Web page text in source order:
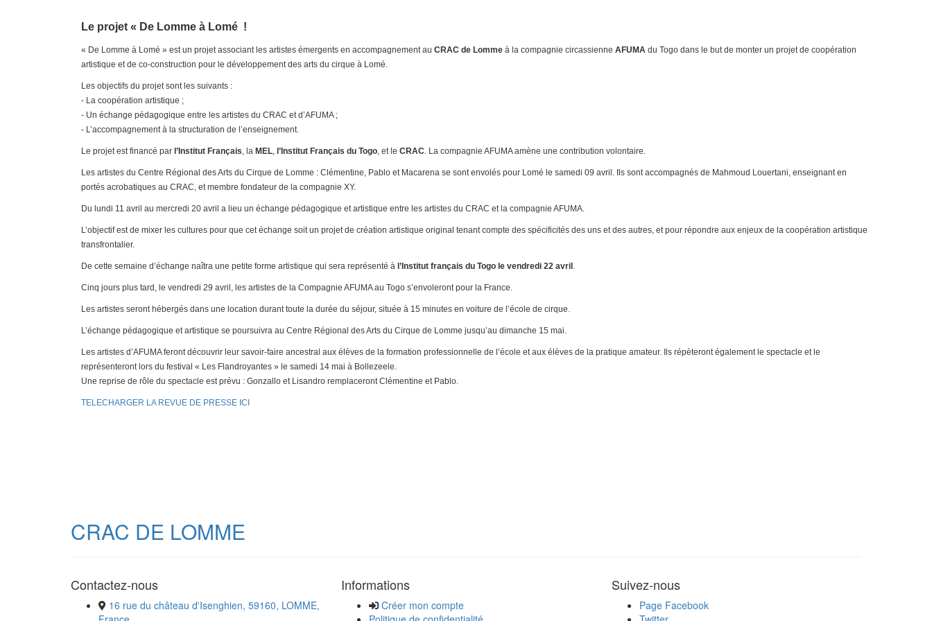
Le projet « De Lomme à Lomé !
« De Lomme à Lomé » est un projet associant les artistes émergents en accompagnement au CRAC de Lomme à la compagnie circassienne AFUMA du Togo dans le but de monter un projet de coopération
artistique et de co-construction pour le développement des arts du cirque à Lomé.
Les objectifs du projet sont les suivants :
- La coopération artistique ;
- Un échange pédagogique entre les artistes du CRAC et d’AFUMA ;
- L’accompagnement à la structuration de l’enseignement.
Le projet est financé par l’Institut Français , la MEL l’Institut Français du Togo , et le CRAC . La compagnie AFUMA amène une contribution volontaire.
Les artistes du Centre Régional des Arts du Cirque de Lomme : Clémentine, Pablo et Macarena se sont envolés pour Lomé le samedi 09 avril. Ils sont accompagnés de Mahmoud Louertani, enseignant en
portés acrobatiques au CRAC, et membre fondateur de la compagnie XY.
Du lundi 11 avril au mercredi 20 avril a lieu un échange pédagogique et artistique entre les artistes du CRAC et la compagnie AFUMA.
L’objectif est de mixer les cultures pour que cet échange soit un projet de création artistique original tenant compte des spécificités des uns et des autres, et pour répondre aux enjeux de la coopération artistique
transfrontalier.
De cette semaine d’échange naîtra une petite forme artistique qui sera représenté à l’Institut français du Togo le vendredi 22 avril
Cinq jours plus tard, le vendredi 29 avril, les artistes de la Compagnie AFUMA au Togo s’envoleront pour la France.
Les artistes seront hébergés dans une location durant toute la durée du séjour, située à 15 minutes en voiture de l’école de cirque.
L’échange pédagogique et artistique se poursuivra au Centre Régional des Arts du Cirque de Lomme jusqu’au dimanche 15 mai.
Les artistes d’AFUMA feront découvrir leur savoir-faire ancestral aux élèves de la formation professionnelle de l’école et aux élèves de la pratique amateur. Ils répèteront également le spectacle et le
représenteront lors du festival « Les Flandroyantes » le samedi 14 mai à Bollezeele.
Une reprise de rôle du spectacle est prévu : Gonzallo et Lisandro remplaceront Clémentine et Pablo.
TELECHARGER LA REVUE DE PRESSE ICI
CRAC DE LOMME
Contactez-nous
16 rue du château d'Isenghien, 59160, LOMME,
Informations
Créer mon compte
Suivez-nous
Page Facebook